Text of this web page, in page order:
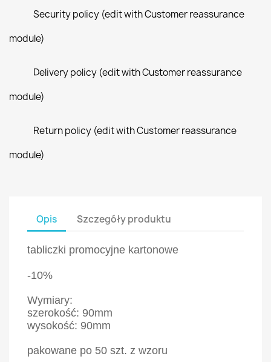
Security policy (edit with Customer reassurance
module)
Delivery policy (edit with Customer reassurance
module)
Return policy (edit with Customer reassurance
module)
Opis Szczegóły produktu
tabliczki promocyjne kartonowe
-10%
Wymiary:
szerokość: 90mm
wysokość: 90mm
pakowane po 50 szt. z wzoru